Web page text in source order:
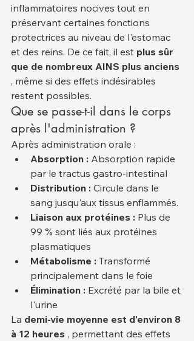
inflammatoires nocives tout en
préservant certaines fonctions
protectrices au niveau de l'estomac
et des reins. De ce fait, il est plus sûr
que de nombreux AINS plus anciens
, même si des effets indésirables
restent possibles.
Que se passe-t-il dans le corps
après l'administration ?
Après administration orale :
Absorption : Absorption rapide
par le tractus gastro-intestinal
Distribution : Circule dans le
sang jusqu'aux tissus enflammés.
Liaison aux protéines : Plus de
99 % sont liés aux protéines
plasmatiques
Métabolisme : Transformé
principalement dans le foie
Élimination : Excrété par la bile et
l'urine
La demi-vie moyenne est d'environ 8
à 12 heures , permettant des effets